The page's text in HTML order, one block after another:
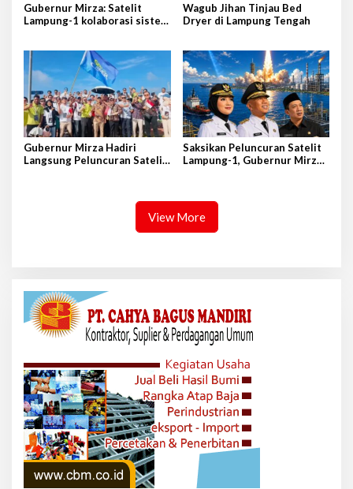
Gubernur Mirza: Satelit
Lampung-1 kolaborasi sister
Wagub Jihan Tinjau Bed
Dryer di Lampung Tengah
Gubernur Mirza Hadiri
Langsung Peluncuran Satelit
Saksikan Peluncuran Satelit
Lampung-1, Gubernur Mirza
View More